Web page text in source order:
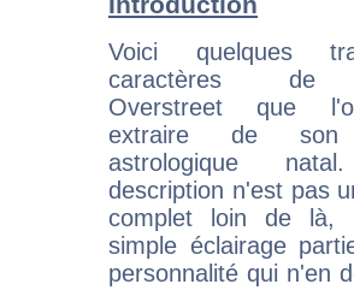
Voici quelques
caractères de
Overstreet que
extraire de son
astrologique
description n'est pas
complet loin de là,
simple éclairage
personnalité qui n'en